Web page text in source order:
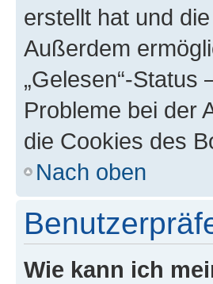
erstellt hat und
Außerdem
„Gelesen“-
Probleme bei der
die Cookies des
Nach oben
Wie kann ich